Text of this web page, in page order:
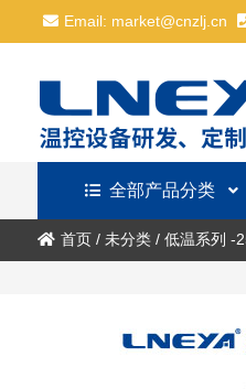
Email: market@cnzlj.cn
全部产品分类
首页/ 未分类/ 低温系列 -